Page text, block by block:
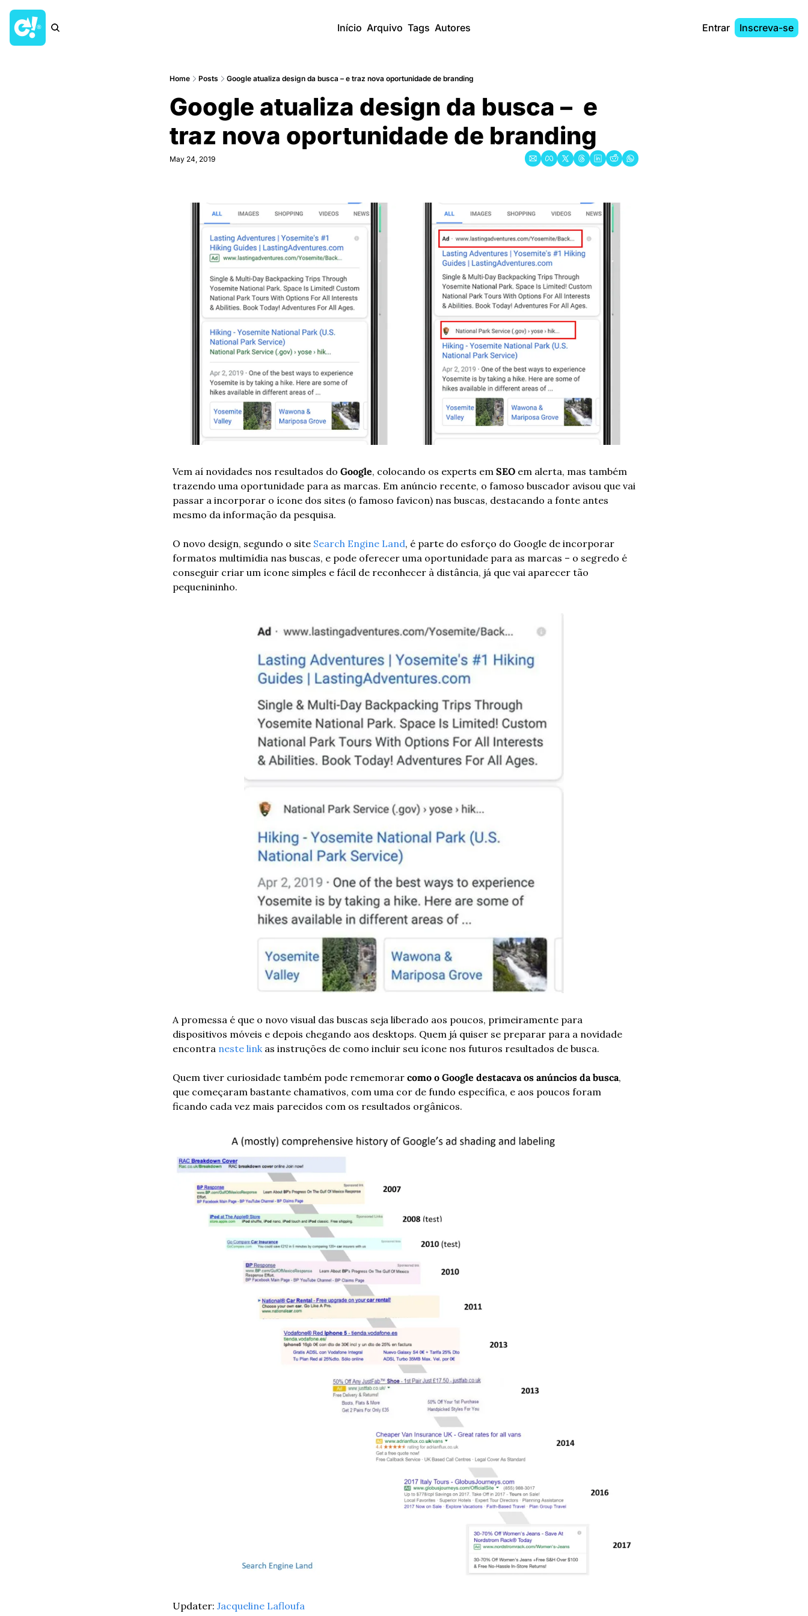
Início Arquivo Tags Autores Entrar Inscreva-se
Home Posts Google atualiza design da busca – e traz nova oportunidade de branding
Google atualiza design da busca –  e
traz nova oportunidade de branding
May 24, 2019
Vem aí novidades nos resultados do Google, colocando os experts em SEO em alerta, mas também
trazendo uma oportunidade para as marcas. Em anúncio recente, o famoso buscador avisou que vai
passar a incorporar o ícone dos sites (o famoso favicon) nas buscas, destacando a fonte antes
mesmo da informação da pesquisa.
O novo design, segundo o site Search Engine Land, é parte do esforço do Google de incorporar
formatos multimídia nas buscas, e pode oferecer uma oportunidade para as marcas – o segredo é
conseguir criar um ícone simples e fácil de reconhecer à distância, já que vai aparecer tão
pequenininho.
A promessa é que o novo visual das buscas seja liberado aos poucos, primeiramente para
dispositivos móveis e depois chegando aos desktops. Quem já quiser se preparar para a novidade
encontra neste link as instruções de como incluir seu ícone nos futuros resultados de busca.
Quem tiver curiosidade também pode rememorar como o Google destacava os anúncios da busca,
que começaram bastante chamativos, com uma cor de fundo específica, e aos poucos foram
ficando cada vez mais parecidos com os resultados orgânicos.
Updater: Jacqueline Lafloufa